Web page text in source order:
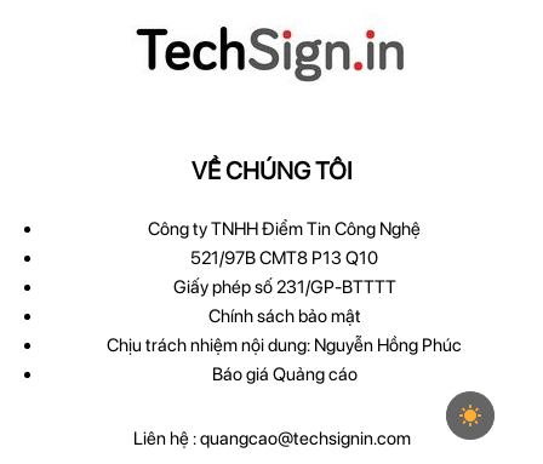
VỀ CHÚNG TÔI
Công ty TNHH Điểm Tin Công Nghệ
521/97B CMT8 P13 Q10
Giấy phép số 231/GP-BTTTT
Chính sách bảo mật
Chịu trách nhiệm nội dung: Nguyễn Hồng Phúc
Báo giá Quảng cáo
Liên hệ :quangcao@techsignin.com